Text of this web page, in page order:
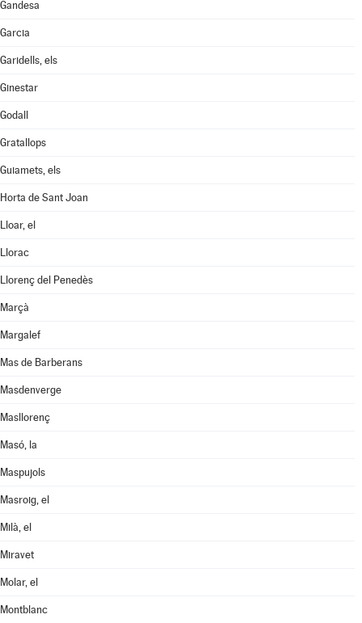
Gandesa
Garcia
Garidells, els
Ginestar
Godall
Gratallops
Guiamets, els
Horta de Sant Joan
Lloar, el
Llorac
Llorenç del Penedès
Marçà
Margalef
Mas de Barberans
Masdenverge
Masllorenç
Masó, la
Maspujols
Masroig, el
Milà, el
Miravet
Molar, el
Montblanc